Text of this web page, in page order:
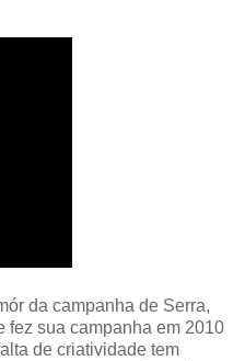
da campanha de Serra,
fez sua campanha em 2010
de criatividade tem